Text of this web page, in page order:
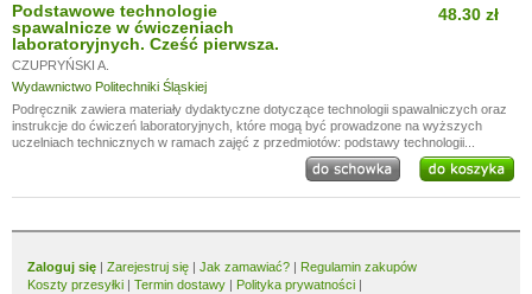
Podstawowe technologie
spawalnicze w ćwiczeniach
laboratoryjnych. Cześć pierwsza.
CZUPRYŃSKI A.
Wydawnictwo Politechniki Śląskiej
48.30 zł
Podręcznik zawiera materiały dydaktyczne dotyczące technologii spawalniczych oraz
instrukcje do ćwiczeń laboratoryjnych, które mogą być prowadzone na wyższych
uczelniach technicznych w ramach zajęć z przedmiotów: podstawy technologii...
Zaloguj się | Zarejestruj się | Jak zamawiać? | Regulamin zakupów
Koszty przesyłki | Termin dostawy | Polityka prywatności |